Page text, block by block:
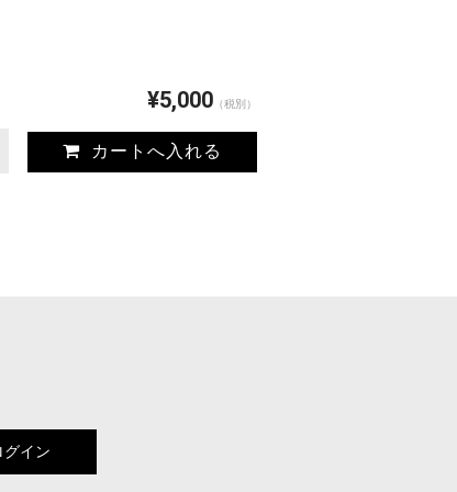
¥5,000 （税別）